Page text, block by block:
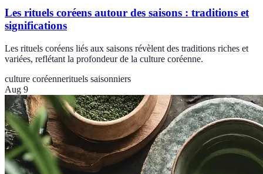
Les rituels coréens autour des saisons : traditions et
significations
Les rituels coréens liés aux saisons révèlent des traditions riches et
variées, reflétant la profondeur de la culture coréenne.
culture coréennerituels saisonniers
Aug 9